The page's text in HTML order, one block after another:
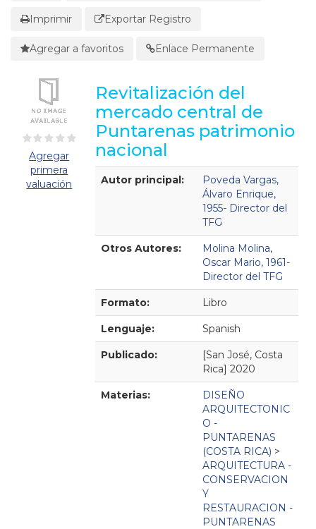
Imprimir Exportar Registro
Agregar a favoritos Enlace Permanente
Agregar
primera
valuación
Revitalización del
mercado central de
Puntarenas patrimonio
nacional
Detalles Bibliográficos
Autor principal:
Poveda Vargas,
Álvaro Enrique,
1955- Director del
TFG
Otros Autores:
Molina Molina,
Oscar Mario, 1961-
Director del TFG
Formato: Libro
Lenguaje: Spanish
Publicado:
[San José, Costa
Rica] 2020
Materias:
DISEÑO
ARQUITECTONIC
O -
PUNTARENAS
(COSTA RICA) >
ARQUITECTURA -
CONSERVACION
Y
RESTAURACION -
PUNTARENAS